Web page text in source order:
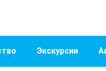
Экскурсии